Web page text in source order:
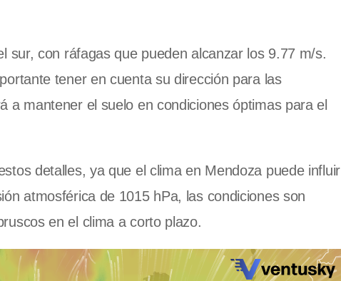
sur, con ráfagas que pueden alcanzar los 9.77 m/s.
tener en cuenta su dirección para las
a mantener el suelo en condiciones óptimas para el
detalles, ya que el clima en Mendoza puede influir
atmosférica de 1015 hPa, las condiciones son
en el clima a corto plazo.